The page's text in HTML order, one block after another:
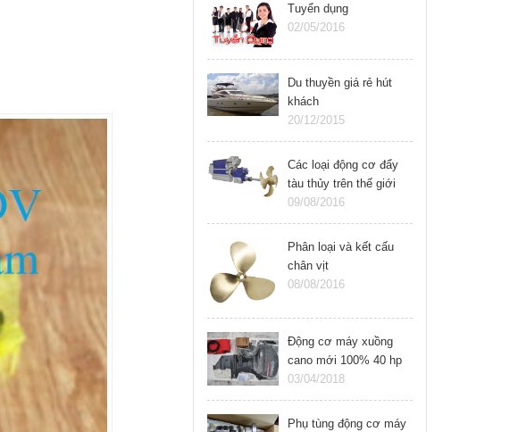
Tuyển dụng
02/05/2016
Du thuyền giá rẻ hút
khách
20/12/2015
Các loại động cơ đẩy
tàu thủy trên thế giới
09/08/2016
Phân loại và kết cấu
chân vịt
08/08/2016
Động cơ máy xuồng
cano mới 100% 40 hp
Yamaha 2 thì
03/04/2018
Phụ tùng động cơ máy